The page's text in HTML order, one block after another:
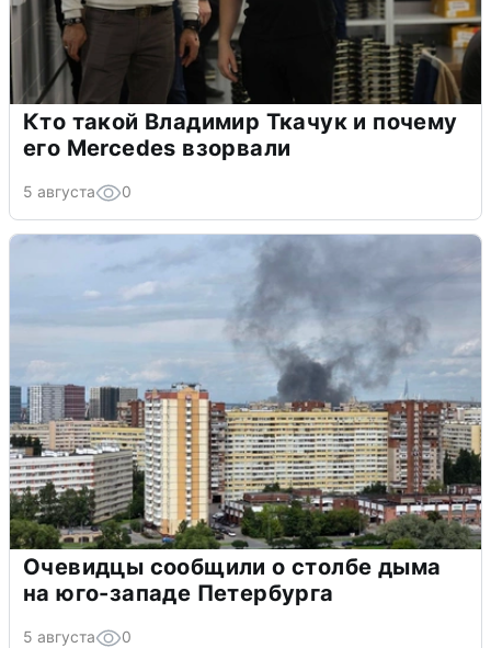
Кто такой Владимир Ткачук и почему
его Mercedes взорвали
5 августа 0
Очевидцы сообщили о столбе дыма
на юго-западе Петербурга
5 августа 0